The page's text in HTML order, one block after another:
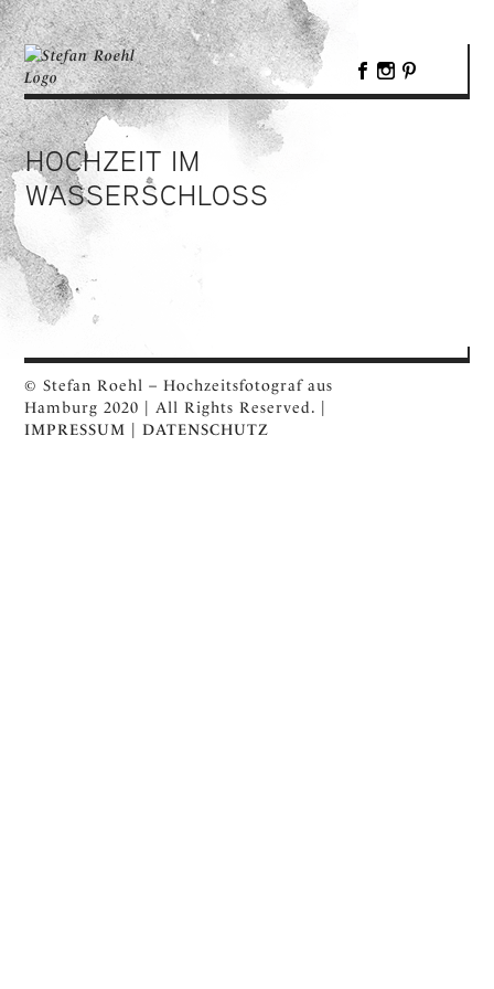
HOCHZEIT IM
WASSERSCHLOSS
© Stefan Roehl – Hochzeitsfotograf aus
Hamburg 2020 | All Rights Reserved. |
IMPRESSUM |DATENSCHUTZ